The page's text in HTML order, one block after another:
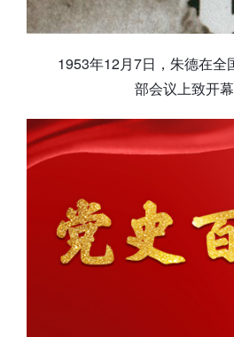
1953年12月7日，朱德在全
部会议上致开幕